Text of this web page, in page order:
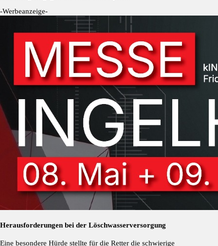
-Werbeanzeige-
Herausforderungen bei der Löschwasserversorgung
Eine besondere Hürde stellte für die Retter die schwierige